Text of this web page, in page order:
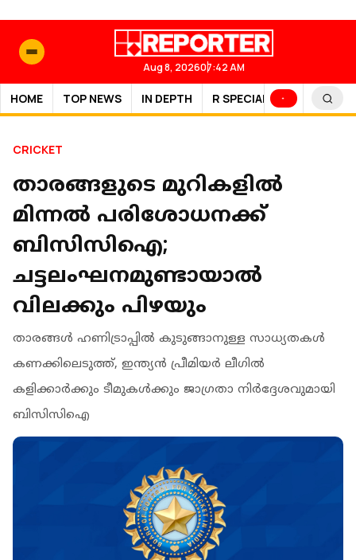
Aug 8, 202607:42 AM
HOME TOP NEWS IN DEPTH R SPECIAL SPORTS
CRICKET
താരങ്ങളുടെ മുറികളിൽ
മിന്നൽ പരിശോധനക്ക്
ബിസിസിഐ;
ചട്ടലംഘനമുണ്ടായാൽ
വിലക്കും പിഴയും
താരങ്ങൾ ഹണിട്രാപ്പിൽ കുടുങ്ങാനുള്ള സാധ്യതകൾ
കണക്കിലെടുത്ത്, ഇന്ത്യൻ പ്രീമിയർ ലീഗിൽ
കളിക്കാർക്കും ടീമുകൾക്കും ജാഗ്രതാ നിർദ്ദേശവുമായി
ബിസിസിഐ